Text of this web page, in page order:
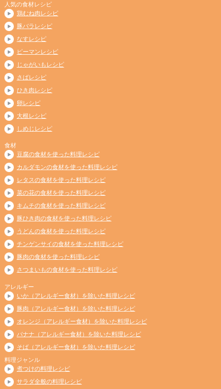
人気の食材レシピ
鶏むね肉レシピ
豚バラレシピ
なすレシピ
ピーマンレシピ
じゃがいもレシピ
さばレシピ
ひき肉レシピ
卵レシピ
大根レシピ
しめじレシピ
食材
豆腐の食材を使った料理レシピ
カルダモンの食材を使った料理レシピ
レタスの食材を使った料理レシピ
菜の花の食材を使った料理レシピ
キムチの食材を使った料理レシピ
豚ひき肉の食材を使った料理レシピ
うどんの食材を使った料理レシピ
チンゲンサイの食材を使った料理レシピ
豚肉の食材を使った料理レシピ
さつまいもの食材を使った料理レシピ
アレルギー
いか（アレルギー食材）を除いた料理レシピ
豚肉（アレルギー食材）を除いた料理レシピ
オレンジ（アレルギー食材）を除いた料理レシピ
バナナ（アレルギー食材）を除いた料理レシピ
そば（アレルギー食材）を除いた料理レシピ
料理ジャンル
煮つけの料理レシピ
サラダ全般の料理レシピ